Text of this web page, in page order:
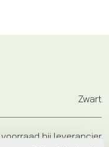
Zwart
voorraad bij leverancier